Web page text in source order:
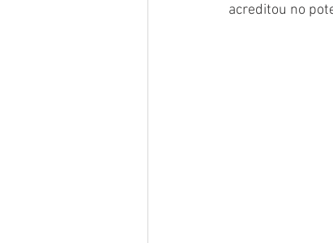
acreditou no